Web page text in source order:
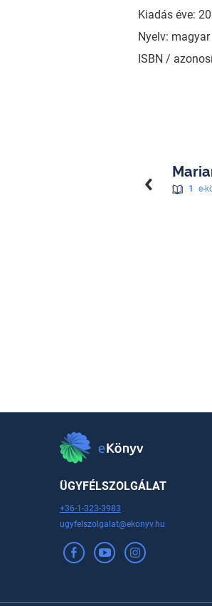
Kiadás éve:
Nyelv: magyar
ISBN /
1 e-
ÜGYFÉLSZOLGÁLAT
+36-1-323-3983
ugyfelszolgalat@ekonyv.hu